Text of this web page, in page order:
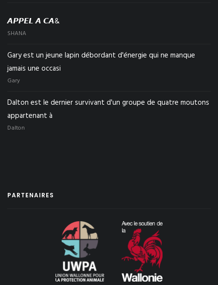
𝘼𝙋𝙋𝙀𝙇 𝘼 𝘾𝘼&
SHANA
Gary est un jeune lapin débordant d'énergie qui ne manque
jamais une occasi
Gary
Dalton est le dernier survivant d'un groupe de quatre moutons
appartenant à
Dalton
PARTENAIRES